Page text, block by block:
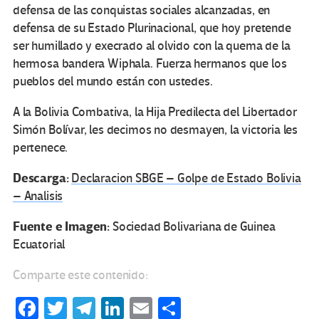
defensa de las conquistas sociales alcanzadas, en
defensa de su Estado Plurinacional, que hoy pretende
ser humillado y execrado al olvido con la quema de la
hermosa bandera Wiphala. Fuerza hermanos que los
pueblos del mundo están con ustedes.
A la Bolivia Combativa, la Hija Predilecta del Libertador
Simón Bolívar, les decimos no desmayen, la victoria les
pertenece.
Descarga: Declaracion SBGE – Golpe de Estado Bolivia
– Analisis
Fuente e Imagen:Sociedad Bolivariana de Guinea
Ecuatorial
Comparte este contenido:
Fa T
Te Li
E